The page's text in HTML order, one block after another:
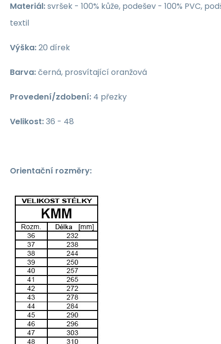
Materiál:svršek - 100% kůže, podešev - 100% PVC,
textil
Výška:20 dírek
Barva:černá, prosvítající oranžová
Provedení/zdobení: 4 přezky
Velikost:36 - 48
Orientační rozměry: